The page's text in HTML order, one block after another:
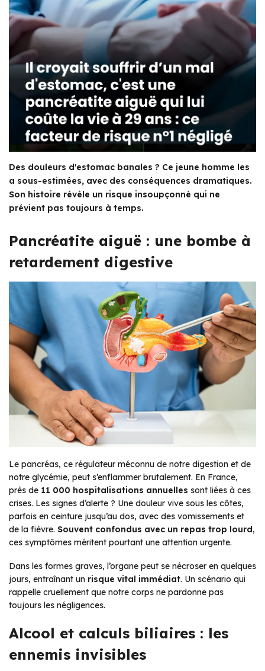
Des douleurs d'estomac banales ? Ce jeune homme les
a sous-estimées, avec des conséquences dramatiques.
Son histoire révèle un risque insoupçonné qui ne
prévient pas toujours à temps.
Pancréatite aiguë : une bombe à
retardement digestive
Le pancréas, ce régulateur méconnu de notre digestion et de
notre glycémie, peut s’enflammer brutalement. En France,
près de 11 000 hospitalisations annuelles sont liées à ces
crises. Les signes d’alerte ? Une douleur vive sous les côtes,
parfois en ceinture jusqu’au dos, avec des vomissements et
de la fièvre. Souvent confondus avec un repas trop lourd,
ces symptômes méritent pourtant une attention urgente.
Dans les formes graves, l’organe peut se nécroser en quelques
jours, entraînant un risque vital immédiat. Un scénario qui
rappelle cruellement que notre corps ne pardonne pas
toujours les négligences.
Alcool et calculs biliaires : les
ennemis invisibles